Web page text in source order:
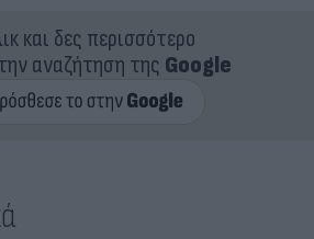
και δες περισσότερο
αναζήτηση της Google